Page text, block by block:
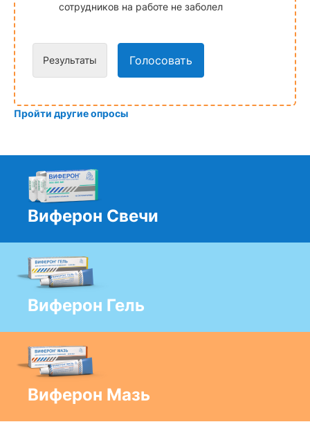
Виферон Свечи
Виферон Гель
Виферон Мазь
сотрудников на работе не заболел
Результаты Голосовать
Пройти другие опросы